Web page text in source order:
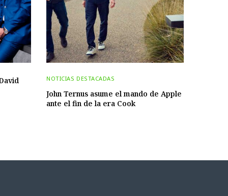
NOTICIAS DESTACADAS
John Ternus asume el mando de Apple
ante el fin de la era Cook